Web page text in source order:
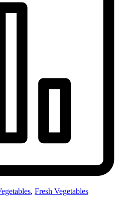
, Fresh Vegetables